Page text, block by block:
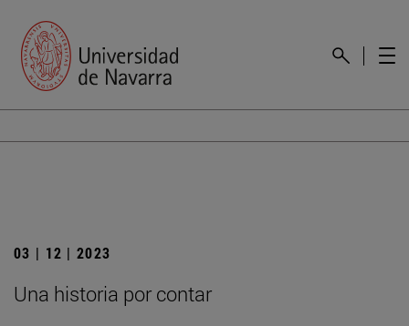
03 | 12 | 2023
Una historia por contar